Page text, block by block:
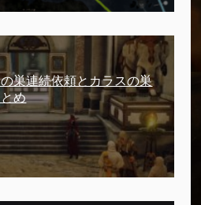
巣連続依頼とカラスの巣
め